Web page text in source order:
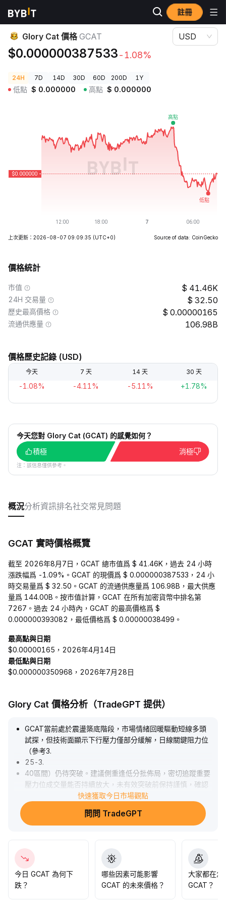
註冊
加密貨幣價格
Glory Cat 價格 GCAT
$0.000000387533-1.08%
USD
24H 7D 14D 30D 60D 200D 1Y
低點 $ 0.000000 高點 $ 0.000000
上次更新：2026-08-07 09:09:35 (UTC+0) Source of data: CoinGecko
價格統計
市值 41.46K
24H 交易量 32.50
歷史最高價格 0.00000165
流通供應量 106.98B
價格歷史記錄 (USD)
今天 7 天 14 天 30 天
-1.08% -4.11% -5.11% +1.78%
今天您對 Glory Cat (GCAT) 的感覺如何？
積極
消極
注：該信息僅供參考。
概況分析資訊排名社交常見問題
GCAT 實時價格概覽
截至 2026年8月7日，GCAT 總市值爲 $ 41.46K，過去 24 小時
漲跌幅爲 -1.09%。GCAT 的現價爲 $ 0.000000387533，24 小
時交易量爲 $ 32.50。GCAT 的流通供應量爲 106.98B，最大供應
量爲 144.00B。按市值計算，GCAT 在所有加密貨幣中排名第
7267。過去 24 小時內，GCAT 的最高價格爲 $
0.000000393082，最低價格爲 $ 0.00000038499。
最高點與日期
$0.00000165，2026年4月14日
最低點與日期
$0.000000350968，2026年7月28日
Glory Cat 價格分析（TradeGPT 提供）
GCAT當前處於震盪築底階段，市場情緒回暖驅動短線多頭
試探，但技術面顯示下行壓力僅部分緩解，日線關鍵阻力位
（參考3.
25-3.
40區間）仍待突破。建議側重逢低分批佈局，密切追蹤重要
壓力位成交量能否持續放大，未有效突破前保持謹慎，確認
增量站穩後再行加碼，防範消息面反覆帶來的回調風險。
快速獲取今日市場觀點
問問 TradeGPT
今日 GCAT 為何下
跌？
哪些因素可能影響
GCAT 的未來價格？
大家都在怎
GCAT？